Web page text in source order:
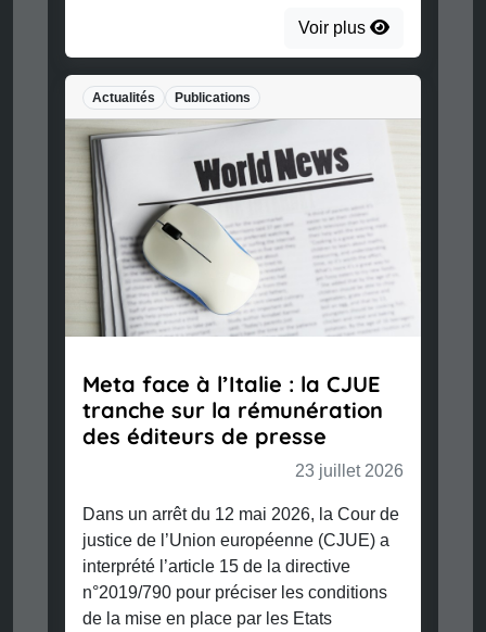
Voir plus
Actualités Publications
Meta face à l’Italie : la CJUE
tranche sur la rémunération
des éditeurs de presse
23 juillet 2026
Dans un arrêt du 12 mai 2026, la Cour de
justice de l’Union européenne (CJUE) a
interprété l’article 15 de la directive
n°2019/790 pour préciser les conditions
de la mise en place par les Etats